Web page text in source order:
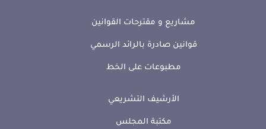
مشاريع و مقترحات القوانين
قوانين صادرة بالرائد الرسمي
مطبوعات على الخط
الأرشيف التشريعي
مكتبة المجلس